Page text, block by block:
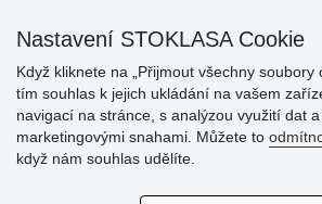
» Aktuálně 19084 recenzí
* Recenze neověřujeme
Nastavení STOKLASA Cookie
Když kliknete na „Přijmout všechny soubory
tím souhlas k jejich ukládání na vašem
navigací na stránce, s analýzou využití dat
marketingovými snahami. Můžete to
když nám souhlas udělíte.